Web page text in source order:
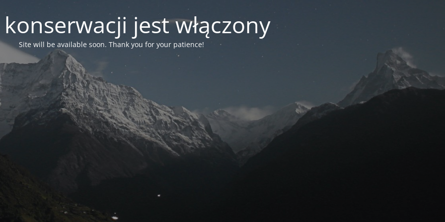
jest włączony
Site will be available soon. Thank you for your patience!